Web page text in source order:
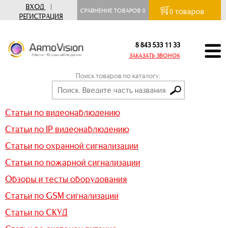
ВХОД
|
РЕГИСТРАЦИЯ
СРАВНЕНИЕ ТОВАРОВ0 0 товаров
8 843 533 11 33
ЗАКАЗАТЬ ЗВОНОК
Поиск товаров по каталогу:
Статьи по видеонаблюдению
Статьи по IP видеонаблюдению
Статьи по охранной сигнализации
Статьи по пожарной сигнализации
Обзоры и тесты оборудования
Статьи по GSM сигнализации
Статьи по СКУД